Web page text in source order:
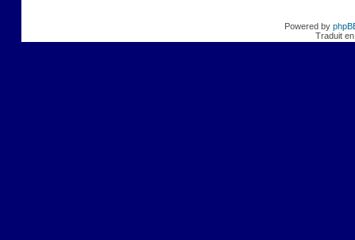
Powered by
Traduit